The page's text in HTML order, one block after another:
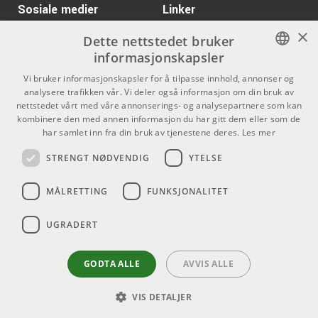
Red
Kyser KGEBA Electric
Guitar Capo
ARTIKKELNUMMER 1003864
PLUS Guitar Stand
ARTIKKELNUMMER 1060189
Ernie Ball Musician's
ARTIKKELNUMMER 1047129
Kr 690/stk
Gibson Guitar Lessons
& Tuner App for IOS &
ARTIKKELNUMMER 1078202
AMP CR-10 Kr 130/stk
Sosiale medier Linker
Om Oss
Kontakt oss
Kjøpsvilkår
Butikken
Varemerker
0555 Oslo
NORWEGIAN
×
Dette nettstedet bruker
informasjonskapsler
Vi bruker informasjonskapsler for å tilpasse innhold, annonser og
analysere trafikken vår. Vi deler også informasjon om din bruk av
nettstedet vårt med våre annonserings- og analysepartnere som kan
kombinere den med annen informasjon du har gitt dem eller som de
har samlet inn fra din bruk av tjenestene deres. Les mer
STRENGT NØDVENDIG YTELSE
MÅLRETTING FUNKSJONALITET
UGRADERT
GODTA ALLE AVVIS ALLE
VIS DETALJER